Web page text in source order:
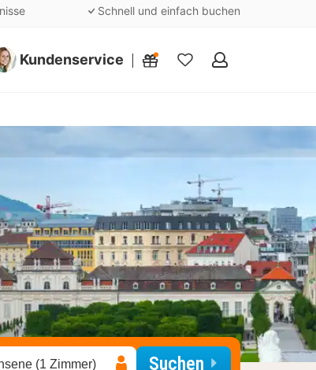
Schnell und einfach buchen
Kundenservice
Meine
(1 Zimmer) Suchen